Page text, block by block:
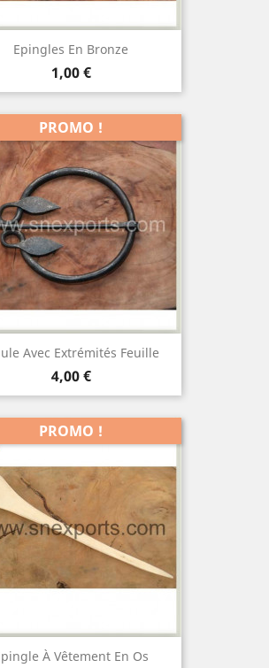
Epingles En Bronze
Prix
1,00 €
Avec Extrémités Feuille
Prix
4,00 €
PROMO !
À Vêtement En Os
PROMO !